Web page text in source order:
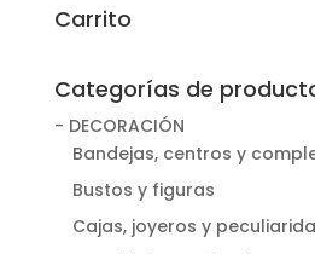
Carrito
Categorías de
- DECORACIÓN
Bandejas, centros y
Bustos y figuras
Cajas, joyeros y